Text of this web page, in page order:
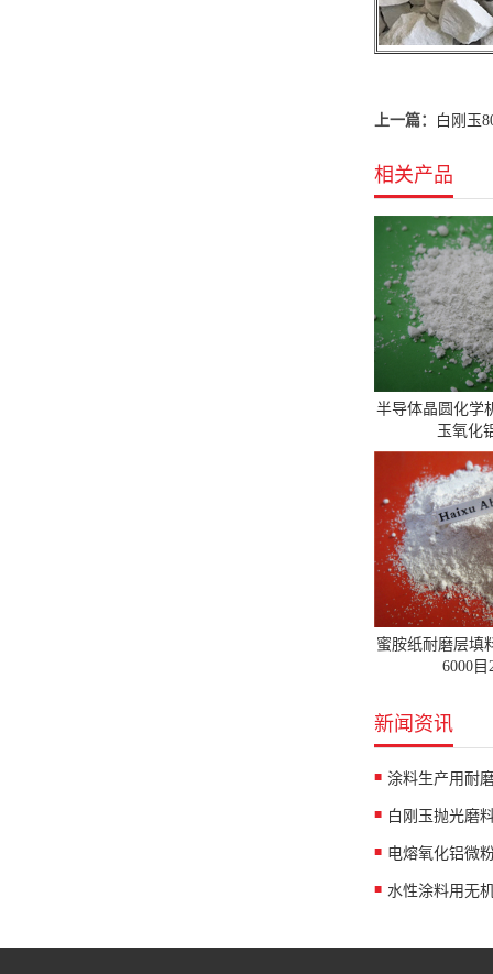
上一篇： 白刚玉
相关产品
半导体晶圆化学
玉氧化
蜜胺纸耐磨层填
6000目
新闻资讯
涂料生产用耐
白刚玉抛光磨
水性涂料用无